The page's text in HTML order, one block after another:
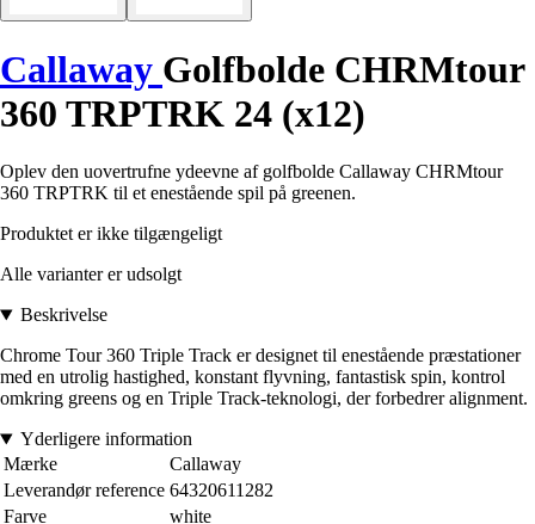
Callaway Golfbolde CHRMtour
360 TRPTRK 24 (x12)
Oplev den uovertrufne ydeevne af golfbolde Callaway CHRMtour
360 TRPTRK til et enestående spil på greenen.
Produktet er ikke tilgængeligt
Alle varianter er udsolgt
Beskrivelse
Chrome Tour 360 Triple Track er designet til enestående præstationer
med en utrolig hastighed, konstant flyvning, fantastisk spin, kontrol
omkring greens og en Triple Track-teknologi, der forbedrer alignment.
Yderligere information
Mærke
Callaway
Leverandør reference 64320611282
Farve
white